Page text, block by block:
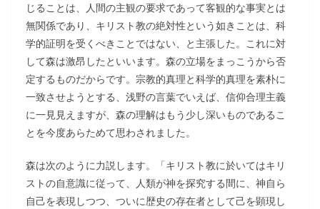
じることは、人間の主観の要求であって客観的な事実とは
無関係であり、キリスト教の絶対性という如きことは、科
学的証明を受くべきことではない、と主張した。これに対
して森は激昂したといいます。森の立場をまっこうから否
定するものだからです。宗教的真理と科学的真理を素朴に
一致させようとする、浅野の言葉でいえば、信仰合理主義
に一見見えますが、森の理解はもう少し深いものであるこ
とを今度あらためて思わされました。
森は次のように力説します。「キリスト教に於いてはキリ
ストの自意識に従って、人類が神を探究する間に、神自ら
自己を表現しつつ、ついに歴史の存在者として己を顕現し